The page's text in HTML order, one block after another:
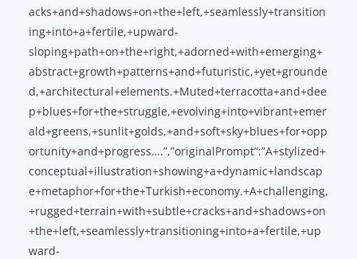
acks+and+shadows+on+the+left,+seamlessly+transition
ing+into+a+fertile,+upward-
sloping+path+on+the+right,+adorned+with+emerging+
abstract+growth+patterns+and+futuristic,+yet+grounde
d,+architectural+elements.+Muted+terracotta+and+dee
p+blues+for+the+struggle,+evolving+into+vibrant+emer
ald+greens,+sunlit+golds,+and+soft+sky+blues+for+opp
ortunity+and+progress….”,”originalPrompt”:”A+stylized+
conceptual+illustration+showing+a+dynamic+landscap
e+metaphor+for+the+Turkish+economy.+A+challenging,
+rugged+terrain+with+subtle+cracks+and+shadows+on
+the+left,+seamlessly+transitioning+into+a+fertile,+up
ward-